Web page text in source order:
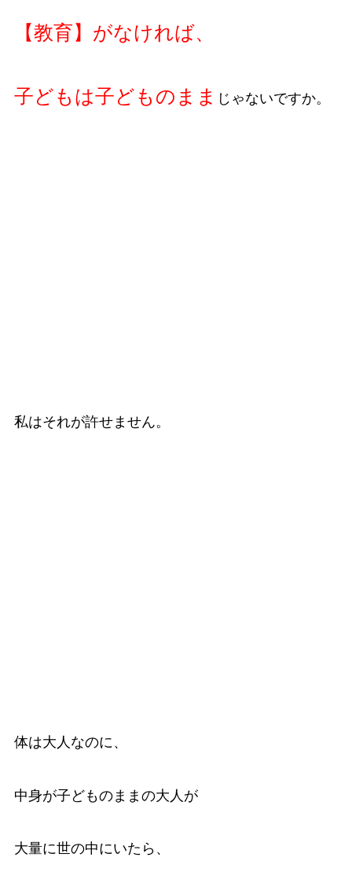
【教育】がなければ、
子どもは子どものまま じゃないですか。
私はそれが許せません。
体は大人なのに、
中身が子どものままの大人が
大量に世の中にいたら、